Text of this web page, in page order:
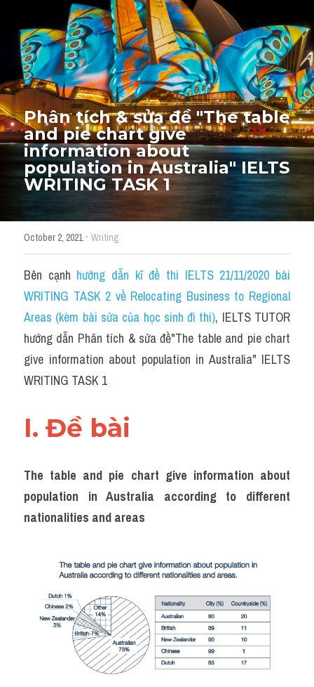
Thư Tín
Mixed
SGK
Vocabularies
Đề writing theo topic
Pie
Line graph
Bar chart
Đề thi thật IELTS GENERAL
Task 2
Từ vựng theo topic
Từ vựng theo Topic
Grammar
Cam
Environment
Process
Task 1
Đề thi IELTS thật
Thành tích học viên
Phân tích & sửa đề "The table
and pie chart give
information about
population in Australia" IELTS
WRITING TASK 1
October 2, 2021· Writing
Bên cạnh hướng dẫn kĩ đề thi IELTS 21/11/2020 bài
WRITING TASK 2 về Relocating Business to Regional
Areas (kèm bài sửa của học sinh đi thi), IELTS TUTOR
hướng dẫn Phân tích & sửa đề"The table and pie chart
give information about population in Australia" IELTS
WRITING TASK 1
I. Đề bài
The table and pie chart give information about
population in Australia according to different
nationalities and areas